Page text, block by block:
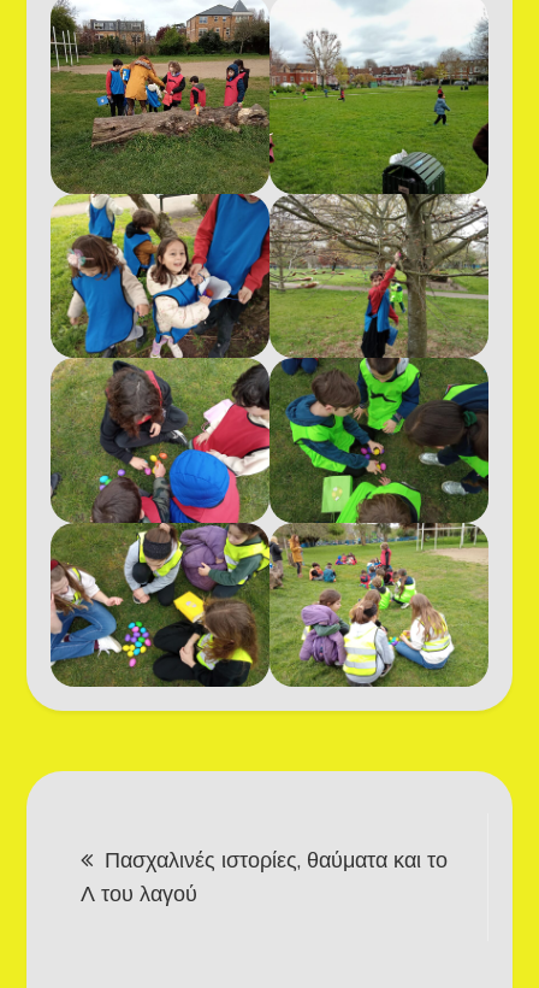
navigation
Πασχαλινές ιστορίες, θαύματα και το
Λ του λαγού